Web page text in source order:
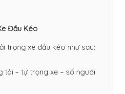
Đầu Kéo
trọng xe đầu kéo như sau:
tải – tự trọng xe – số người